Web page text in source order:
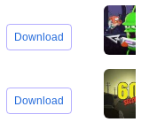
Download
Download